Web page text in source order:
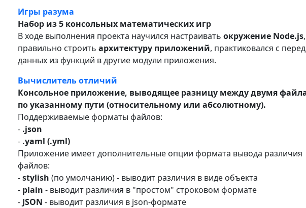
Игры разума
Набор из 5 консольных математических игр
В ходе выполнения проекта научился настраивать окружение Node.js,
правильно строить архитектуру приложений, практиковался с
данных из функций в другие модули приложения.
Вычислитель отличий
Консольное приложение, выводящее разницу между двумя
по указанному пути (относительному или абсолютному).
Поддерживаемые форматы файлов:
- .json
- .yaml (.yml)
Приложение имеет дополнительные опции формата вывода различия
файлов:
-stylish (по умолчанию) - выводит различия в виде объекта
- plain - выводит различия в "простом" строковом формате
- JSON - выводит различия в json-формате